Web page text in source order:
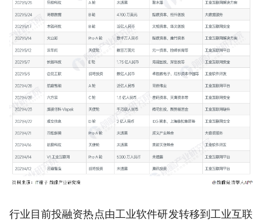
行业目前投融资热点由工业软件研发转移到工业互联